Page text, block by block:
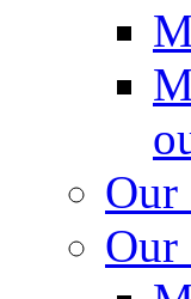
Our
Our